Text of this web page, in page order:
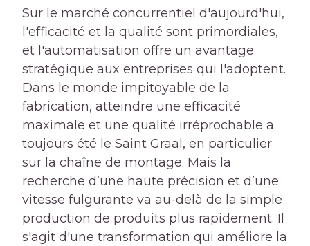
Sur le marché concurrentiel d'aujourd'hui,
l'efficacité et la qualité sont primordiales,
et l'automatisation offre un avantage
stratégique aux entreprises qui l'adoptent.
Dans le monde impitoyable de la
fabrication, atteindre une efficacité
maximale et une qualité irréprochable a
toujours été le Saint Graal, en particulier
sur la chaîne de montage. Mais la
recherche d’une haute précision et d’une
vitesse fulgurante va au-delà de la simple
production de produits plus rapidement. Il
s'agit d'une transformation qui améliore la